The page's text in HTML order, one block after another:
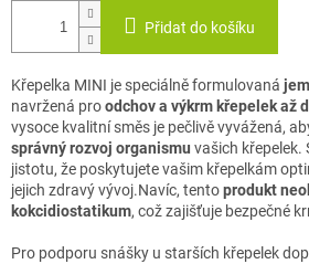
Přidat do košíku
Křepelka MINI je speciálně formulovaná
navržená proodchov a výkrm křepelek až
vysoce kvalitní směs je pečlivě vyvážená,
správný rozvoj organismu vašich
jistotu, že poskytujete vašim křepelkám
jejich zdravý vývoj.Navíc, tentoprodukt
kokcidiostatikum, což zajišťuje bezpečné
Pro podporu snášky u starších křepelek